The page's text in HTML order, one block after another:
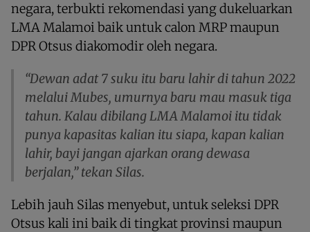
negara, terbukti rekomendasi yang dukeluarkan
LMA Malamoi baik untuk calon MRP maupun
DPR Otsus diakomodir oleh negara.
“Dewan adat 7 suku itu baru lahir di tahun 2022
melalui Mubes, umurnya baru mau masuk tiga
tahun. Kalau dibilang LMA Malamoi itu tidak
punya kapasitas kalian itu siapa, kapan kalian
lahir, bayi jangan ajarkan orang dewasa
berjalan,” tekan Silas.
Lebih jauh Silas menyebut, untuk seleksi DPR
Otsus kali ini baik di tingkat provinsi maupun